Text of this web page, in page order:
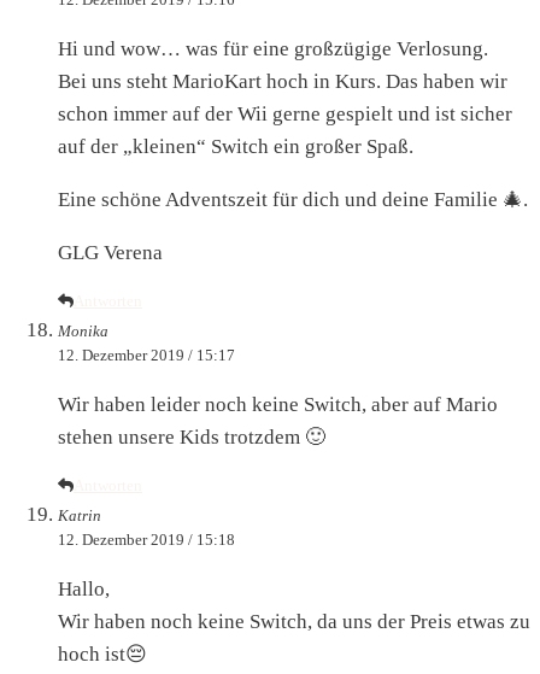
Hi und wow… was für eine großzügige Verlosung.
Bei uns steht MarioKart hoch in Kurs. Das haben wir
schon immer auf der Wii gerne gespielt und ist sicher
auf der „kleinen“ Switch ein großer Spaß.
Eine schöne Adventszeit für dich und deine Familie 🎄.
GLG Verena
Monika
12. Dezember 2019 / 15:17
Wir haben leider noch keine Switch, aber auf Mario
stehen unsere Kids trotzdem 🙂
Katrin
12. Dezember 2019 / 15:18
Hallo,
Wir haben noch keine Switch, da uns der Preis etwas zu
hoch ist😔